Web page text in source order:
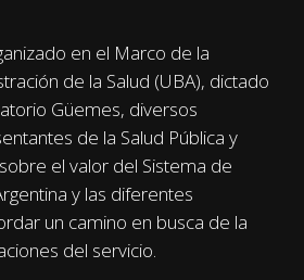
en el Marco de la
de la Salud (UBA), dictado
Güemes, diversos
de la Salud Pública y
el valor del Sistema de
y las diferentes
un camino en busca de la
del servicio.